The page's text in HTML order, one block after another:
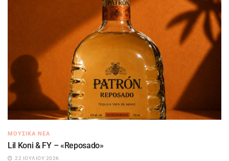
ΜΟΥΣΙΚΆ ΝΈΑ
Lil Koni & FY – «Reposado»
22 ΙΟΥΛΊΟΥ 2026